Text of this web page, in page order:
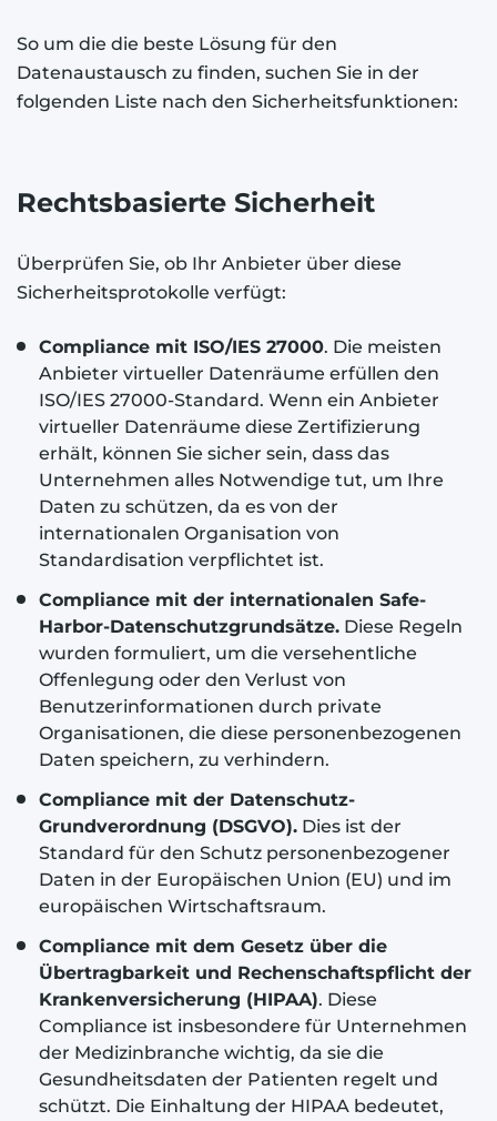
So um die die beste Lösung für den
Datenaustausch zu finden, suchen Sie in der
folgenden Liste nach den Sicherheitsfunktionen:
Rechtsbasierte Sicherheit
Überprüfen Sie, ob Ihr Anbieter über diese
Sicherheitsprotokolle verfügt:
Compliance mit ISO/IES 27000. Die meisten
Anbieter virtueller Datenräume erfüllen den
ISO/IES 27000-Standard. Wenn ein Anbieter
virtueller Datenräume diese Zertifizierung
erhält, können Sie sicher sein, dass das
Unternehmen alles Notwendige tut, um Ihre
Daten zu schützen, da es von der
internationalen Organisation von
Standardisation verpflichtet ist.
Compliance mit der internationalen Safe-
Harbor-Datenschutzgrundsätze. Diese Regeln
wurden formuliert, um die versehentliche
Offenlegung oder den Verlust von
Benutzerinformationen durch private
Organisationen, die diese personenbezogenen
Daten speichern, zu verhindern.
Compliance mit der Datenschutz-
Grundverordnung (DSGVO). Dies ist der
Standard für den Schutz personenbezogener
Daten in der Europäischen Union (EU) und im
europäischen Wirtschaftsraum.
Compliance mit dem Gesetz über die
Übertragbarkeit und Rechenschaftspflicht der
Krankenversicherung (HIPAA). Diese
Compliance ist insbesondere für Unternehmen
der Medizinbranche wichtig, da sie die
Gesundheitsdaten der Patienten regelt und
schützt. Die Einhaltung der HIPAA bedeutet,